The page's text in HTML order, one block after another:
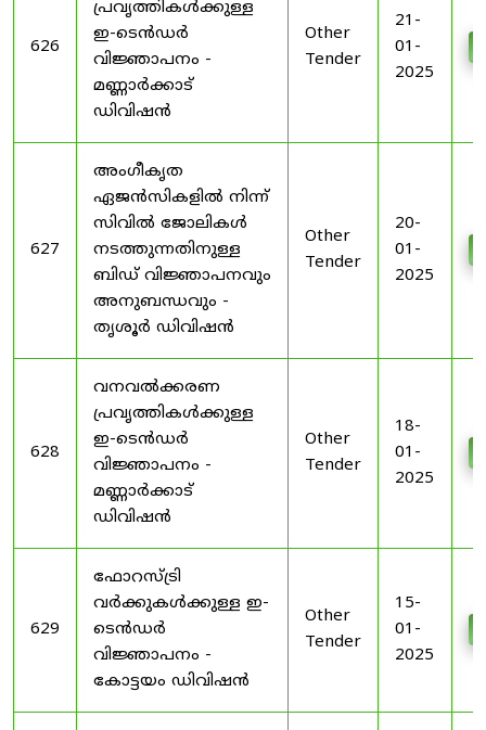
626
പ്രവൃത്തികൾക്കുള്ള
ഇ-ടെൻഡർ
വിജ്ഞാപനം -
മണ്ണാർക്കാട്
ഡിവിഷൻ
Other
Tender
21-
01-
2025
627
അംഗീകൃത
ഏജൻസികളിൽ നിന്ന്
സിവിൽ ജോലികൾ
നടത്തുന്നതിനുള്ള
ബിഡ് വിജ്ഞാപനവും
അനുബന്ധവും -
തൃശൂർ ഡിവിഷൻ
Other
Tender
20-
01-
2025
628
വനവൽക്കരണ
പ്രവൃത്തികൾക്കുള്ള
ഇ-ടെൻഡർ
വിജ്ഞാപനം -
മണ്ണാർക്കാട്
ഡിവിഷൻ
Other
Tender
18-
01-
2025
629
ഫോറസ്ട്രി
വർക്കുകൾക്കുള്ള ഇ-
ടെൻഡർ
വിജ്ഞാപനം -
കോട്ടയം ഡിവിഷൻ
Other
Tender
15-
01-
2025